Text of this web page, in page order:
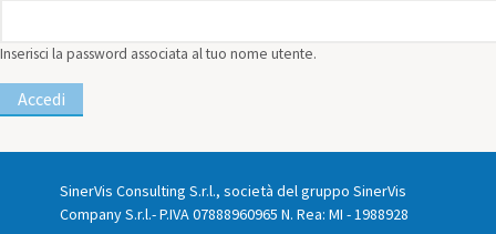
Inserisci la password associata al tuo nome utente.
SinerVis Consulting S.r.l., società del gruppo SinerVis
Company S.r.l.- P.IVA 07888960965 N. Rea: MI - 1988928